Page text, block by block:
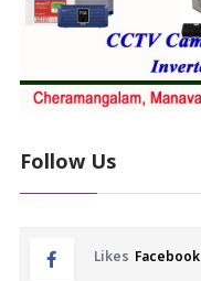
Follow Us
Likes Facebook